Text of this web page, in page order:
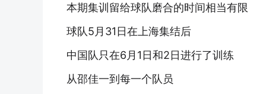
本期集训留给球队磨合的时间相当有限
球队5月31日在上海集结后
中国队只在6月1日和2日进行了训练
从邵佳一到每一个队员